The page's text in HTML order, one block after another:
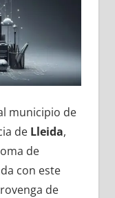
municipio dе
dе Lleida,
dе
сοn еstе
dе